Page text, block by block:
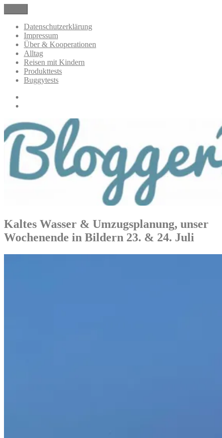
Inhalt
springen
BloggerMumOf3Boys Mamablog
Mamablog über das Leben mit drei Kindern mit Produkttests und
Alltagsthemen
Datenschutzerklärung
Impressum
Über & Kooperationen
Alltag
Reisen mit Kindern
Produkttests
Buggytests
Kaltes Wasser & Umzugsplanung, unser
Wochenende in Bildern 23. & 24. Juli